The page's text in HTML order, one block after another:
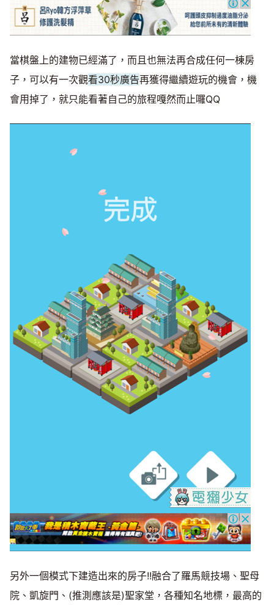
當棋盤上的建物已經滿了，而且也無法再合成任何一棟房
子，可以有一次觀看30秒廣告再獲得繼續遊玩的機會，機
會用掉了，就只能看著自己的旅程嘎然而止囉QQ
另外一個模式下建造出來的房子!!融合了羅馬競技場、聖母
院、凱旋門、(推測應該是)聖家堂，各種知名地標，最高的